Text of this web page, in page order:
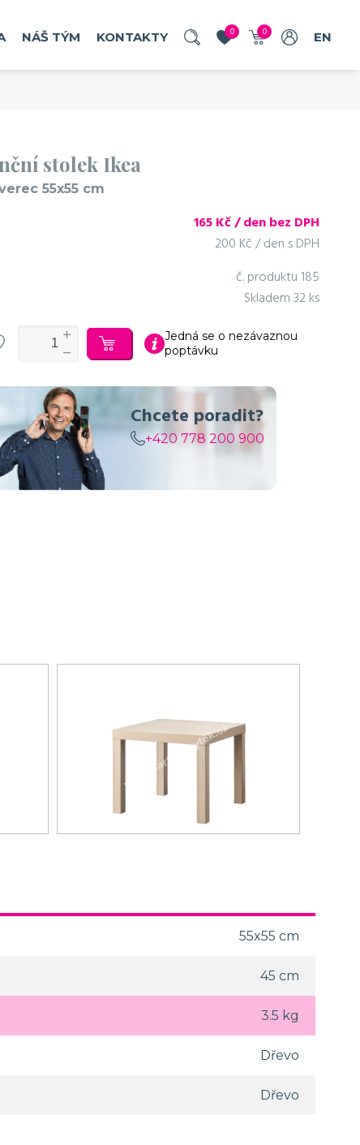
NÁŠ TÝM KONTAKTY 0 0 EN
stolek Ikea
55x55 cm
165Kč / den bez DPH
200 Kč / den s DPH
č. produktu185
Skladem32 ks
Jedná se o nezávaznou
poptávku
Chcete poradit?
+420 778 200 900
55x55 cm
45 cm
3.5 kg
Dřevo
Dřevo